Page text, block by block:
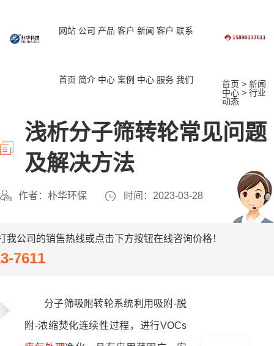
网站
首页
公司
简介
产品
中心
客户
案例
新闻
中心
客户
服务
联系
我们 首页 >新闻
中心 >行业
动态
浅析分子筛转轮常见问题
及解决方法
作者：朴华环保 时间：2023-03-28
公司的销售热线或点击下方按钮在线咨询价格！
7611
分子筛吸附转轮系统利用吸附-脱
附-浓缩焚化连续性过程，进行VOCs